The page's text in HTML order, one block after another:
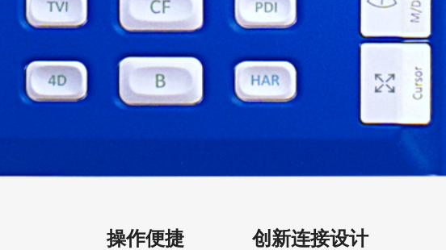
操作便捷 创新连接设计